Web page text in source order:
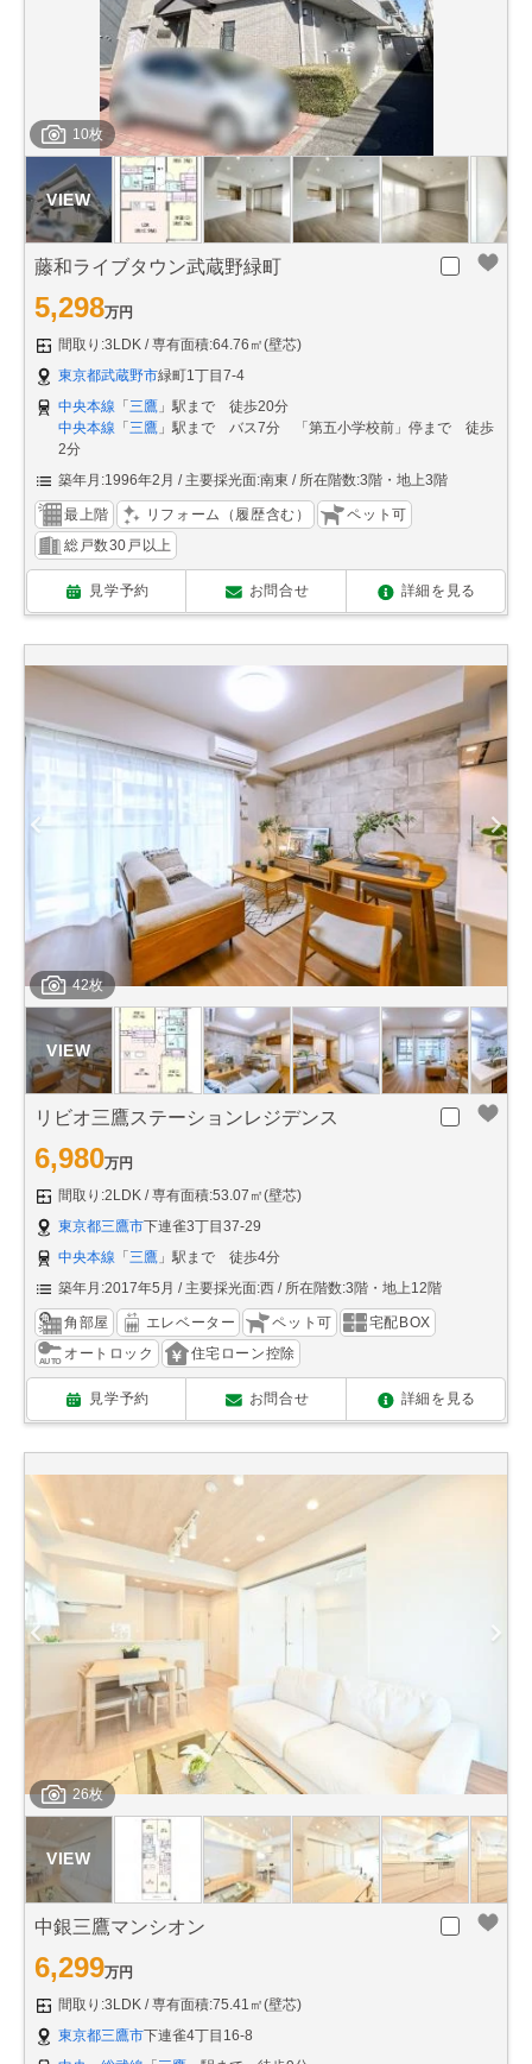
10枚
藤和ライブタウン武蔵野緑町
5,298万円
間取り:3LDK
専有面積:64.76㎡(壁芯)
東京都武蔵野市緑町1丁目7-4
中央本線 「 三鷹 」駅まで 徒歩20分
中央本線 「 三鷹 」駅まで バス7分 「第五小学校前」停まで 徒歩
2分
築年月:1996年2月
主要採光面:南東 所在階数:3階・地上3階
最上階 リフォーム（履歴含む）
ペット可
総戸数30戸以上
見学予約 お問合せ 詳細を見る
42枚
リビオ三鷹ステーションレジデンス
6,980万円
間取り:2LDK
専有面積:53.07㎡(壁芯)
東京都三鷹市下連雀3丁目37-29
中央本線 「 三鷹 」駅まで 徒歩4分
築年月:2017年5月
主要採光面:西 所在階数:3階・地上12階
角部屋 エレベーター ペット可
宅配BOX
オートロック
住宅ローン控除
見学予約 お問合せ 詳細を見る
26枚
中銀三鷹マンシオン
6,299万円
間取り:3LDK
専有面積:75.41㎡(壁芯)
東京都三鷹市下連雀4丁目16-8